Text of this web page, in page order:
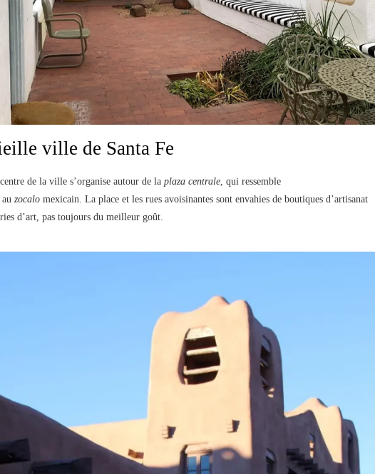
ville de Santa Fe
de la ville s’organise autour de la plaza centrale, qui ressemble
au zocalo mexicain. La place et les rues avoisinantes sont envahies de boutiques d’artisanat
d’art, pas toujours du meilleur goût.